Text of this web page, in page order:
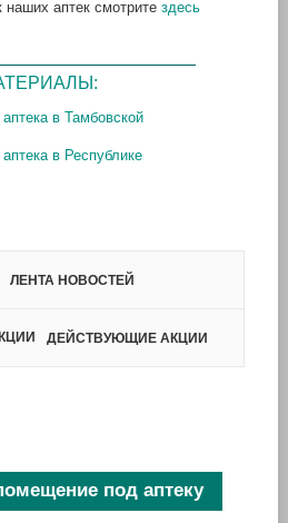
наших аптек смотрите здесь
в Тамбовской
в Республике
ЛЕНТА НОВОСТЕЙ
ДЕЙСТВУЮЩИЕ АКЦИИ
под аптеку